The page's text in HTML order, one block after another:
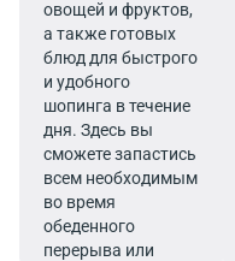
овощей и фруктов,
а также готовых
блюд для быстрого
и удобного
шопинга в течение
дня. Здесь вы
сможете запастись
всем необходимым
во время
обеденного
перерыва или